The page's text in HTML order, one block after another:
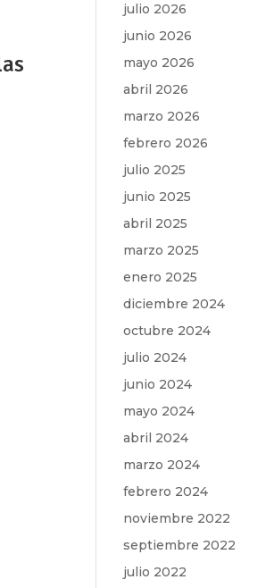
julio 2026
junio 2026
mayo 2026
abril 2026
marzo 2026
febrero 2026
julio 2025
junio 2025
abril 2025
marzo 2025
enero 2025
diciembre 2024
octubre 2024
julio 2024
junio 2024
mayo 2024
abril 2024
marzo 2024
febrero 2024
noviembre 2022
septiembre 2022
julio 2022